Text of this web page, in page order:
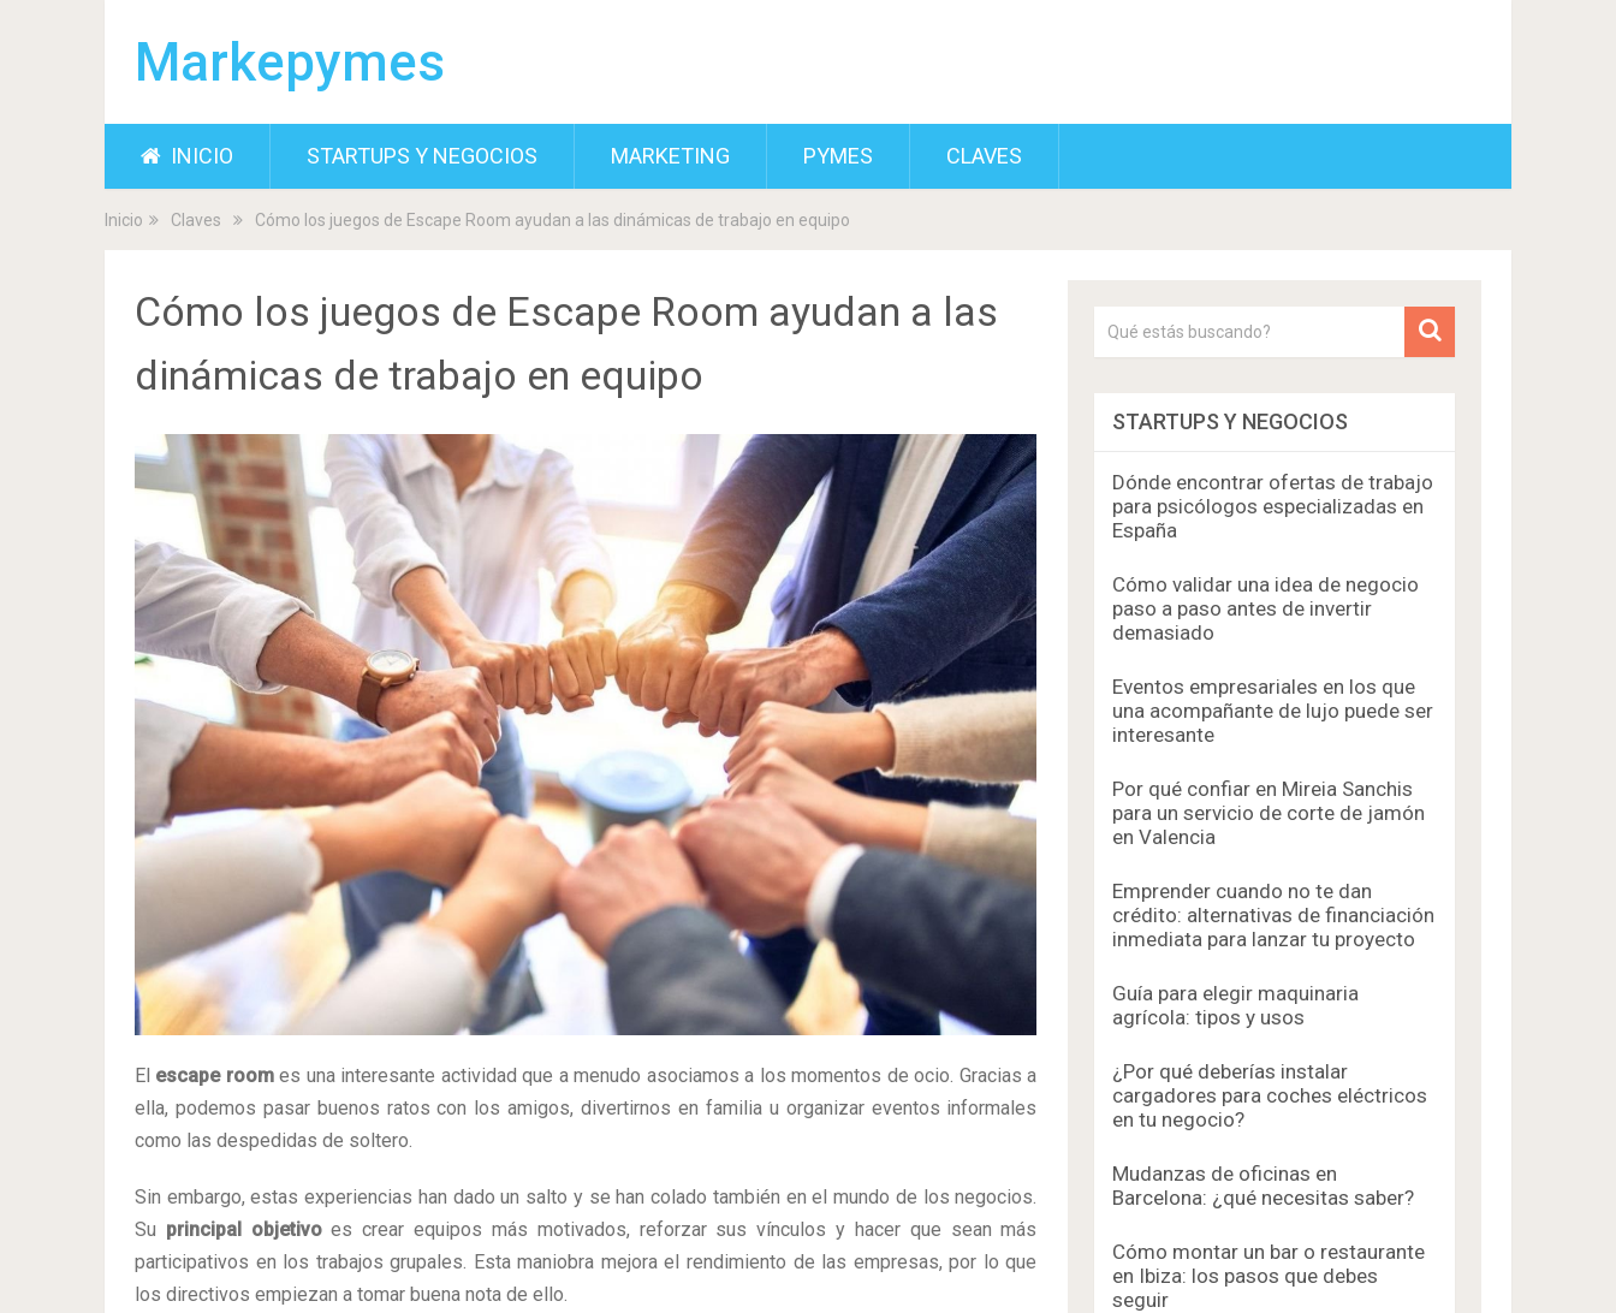
Markepymes
INICIO STARTUPS Y NEGOCIOS MARKETING PYMES CLAVES
Inicio Claves Cómo los juegos de Escape Room ayudan a las dinámicas de trabajo en equipo
Cómo los juegos de Escape Room ayudan a las
dinámicas de trabajo en equipo
El escape roomes una interesante actividad que a menudo asociamos a los momentos de ocio. Gracias a
ella, podemos pasar buenos ratos con los amigos, divertirnos en familia u organizar eventos informales
como las despedidas de soltero.
Sin embargo, estas experiencias han dado un salto y se han colado también en el mundo de los negocios.
Su principal objetivoes crear equipos más motivados, reforzar sus vínculos y hacer que sean más
participativos en los trabajos grupales. Esta maniobra mejora el rendimiento de las empresas, por lo que
los directivos empiezan a tomar buena nota de ello.
STARTUPS Y NEGOCIOS
Dónde encontrar ofertas de trabajo
para psicólogos especializadas en
España
Cómo validar una idea de negocio
paso a paso antes de invertir
demasiado
Eventos empresariales en los que
una acompañante de lujo puede ser
interesante
Por qué confiar en Mireia Sanchis
para un servicio de corte de jamón
en Valencia
Emprender cuando no te dan
crédito: alternativas de financiación
inmediata para lanzar tu proyecto
Guía para elegir maquinaria
agrícola: tipos y usos
¿Por qué deberías instalar
cargadores para coches eléctricos
en tu negocio?
Mudanzas de oficinas en
Barcelona: ¿qué necesitas saber?
Cómo montar un bar o restaurante
en Ibiza: los pasos que debes
seguir